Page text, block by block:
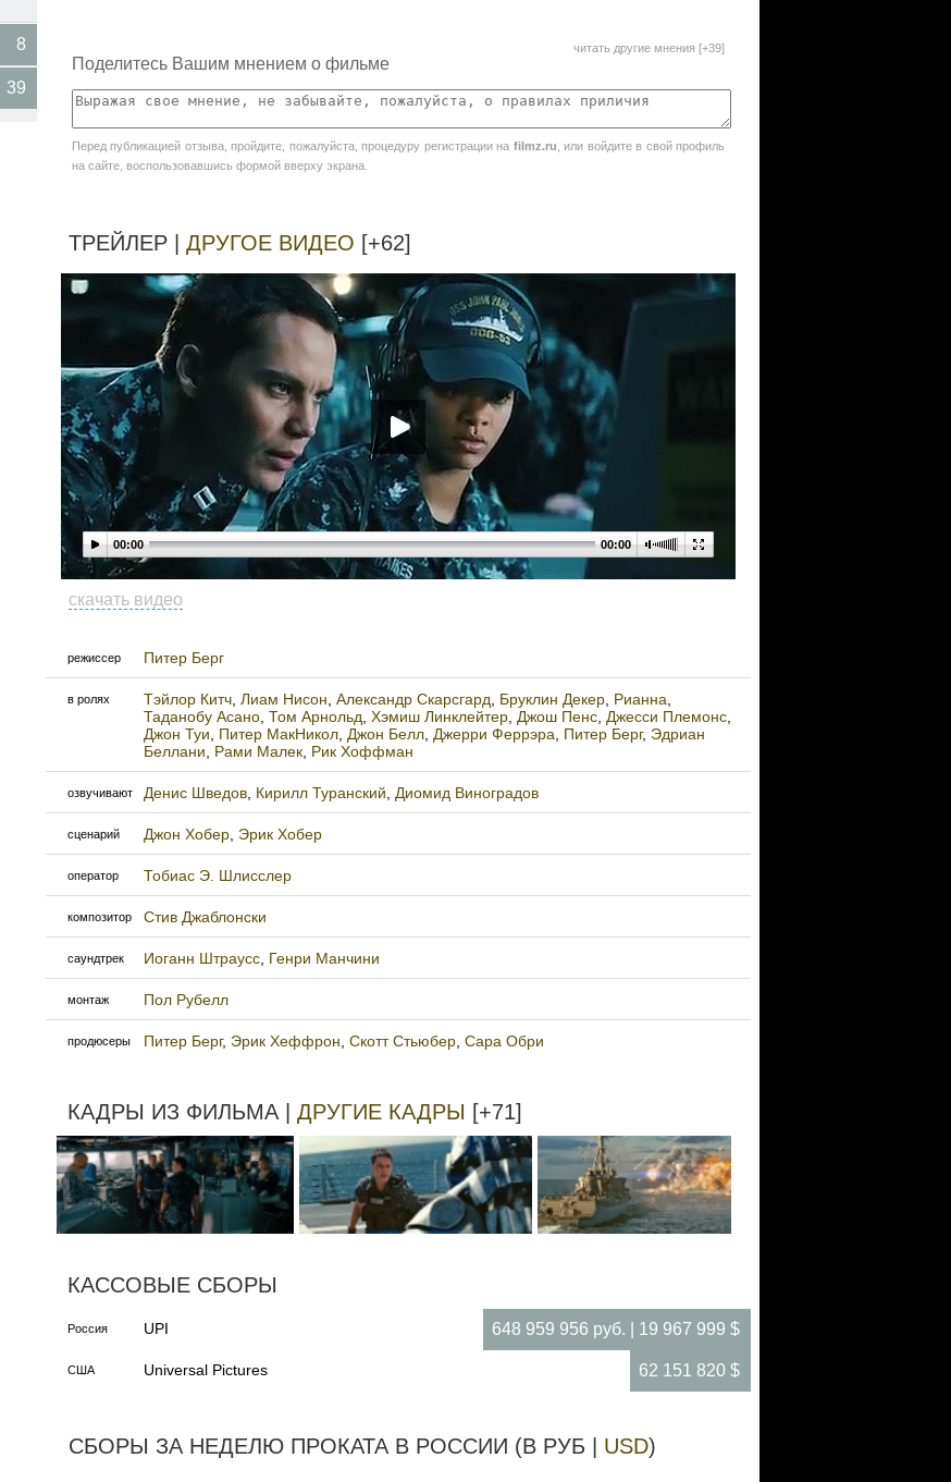
читать другие мнения [+39]
Поделитесь Вашим мнением о фильме
Перед публикацией отзыва, пройдите, пожалуйста, процедуру регистрации на filmz.ru , или войдите в свой профиль
на сайте, воспользовавшись формой вверху экрана.
ТРЕЙЛЕР | ДРУГОЕ ВИДЕО [+62]
00:00 00:00
скачать видео
режиссер Питер Берг
в ролях Тэйлор Китч Лиам Нисон Александр Скарсгард Бруклин Декер Рианна
Таданобу Асано Том Арнольд Хэмиш Линклейтер Джош Пенс Джесси Племонс
Джон Туи
Питер МакНикол Джон Белл Джерри Феррэра Питер Берг, Эдриан
Беллани
Рами Малек Рик Хоффман
озвучивают Денис Шведов Кирилл Туранский Диомид Виноградов
сценарий Джон Хобер Эрик Хобер
оператор Тобиас Э. Шлисслер
композитор Стив Джаблонски
саундтрек Иоганн Штраусс Генри Манчини
монтаж Пол Рубелл
продюсеры Питер Берг, Эрик Хеффрон Скотт Стьюбер Сара Обри
КАДРЫ ИЗ ФИЛЬМА | ДРУГИЕ КАДРЫ [+71]
КАССОВЫЕ СБОРЫ
Россия 648 959 956 руб. | 19 967 999 $
UPI
США 62 151 820 $
Universal Pictures
СБОРЫ ЗА НЕДЕЛЮ ПРОКАТА В РОССИИ (В РУБ | USD)
8
39